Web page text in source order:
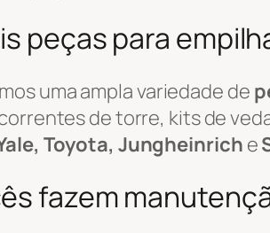
peças para
uma ampla variedade de
de torre, kits de
Toyota, Jungheinrich e
fazem